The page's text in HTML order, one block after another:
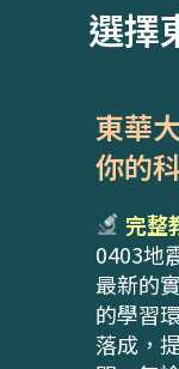
選擇
東華
你的
完整
0403地
最新的
的學習
落成，